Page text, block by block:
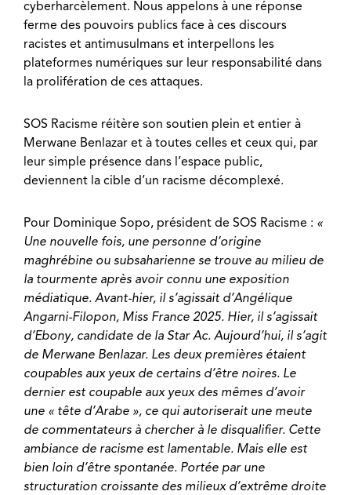
cyberharcèlement. Nous appelons à une réponse
ferme des pouvoirs publics face à ces discours
racistes et antimusulmans et interpellons les
plateformes numériques sur leur responsabilité dans
la prolifération de ces attaques.
SOS Racisme réitère son soutien plein et entier à
Merwane Benlazar et à toutes celles et ceux qui, par
leur simple présence dans l’espace public,
deviennent la cible d’un racisme décomplexé.
Pour Dominique Sopo, président de SOS Racisme : «
Une nouvelle fois, une personne d’origine
maghrébine ou subsaharienne se trouve au milieu de
la tourmente après avoir connu une exposition
médiatique. Avant-hier, il s’agissait d’Angélique
Angarni-Filopon, Miss France 2025. Hier, il s’agissait
d’Ebony, candidate de la Star Ac. Aujourd’hui, il s’agit
de Merwane Benlazar. Les deux premières étaient
coupables aux yeux de certains d’être noires. Le
dernier est coupable aux yeux des mêmes d’avoir
une « tête d’Arabe », ce qui autoriserait une meute
de commentateurs à chercher à le disqualifier. Cette
ambiance de racisme est lamentable. Mais elle est
bien loin d’être spontanée. Portée par une
structuration croissante des milieux d’extrême droite